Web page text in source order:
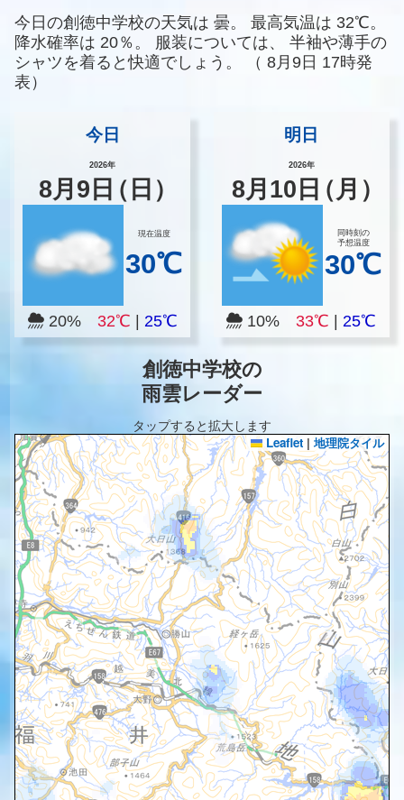
今日の創徳中学校の天気は 曇。 最高気温は 32℃。
降水確率は 20％。 服装については、
半袖や薄手の
シャツを着ると快適でしょう。
（ 8月9日 17時発
表）
今日
2026年
8月 9 日（日）
現在温度
30℃
20% 32℃ 25℃
明日
2026年
8月 10 日（月）
同時刻の
予想温度
30℃
10%33℃ |25℃
創徳中学校の
雨雲レーダー
タップすると拡大します
Leaflet | 地理院タイル